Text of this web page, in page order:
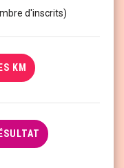
d'inscrits)
KM